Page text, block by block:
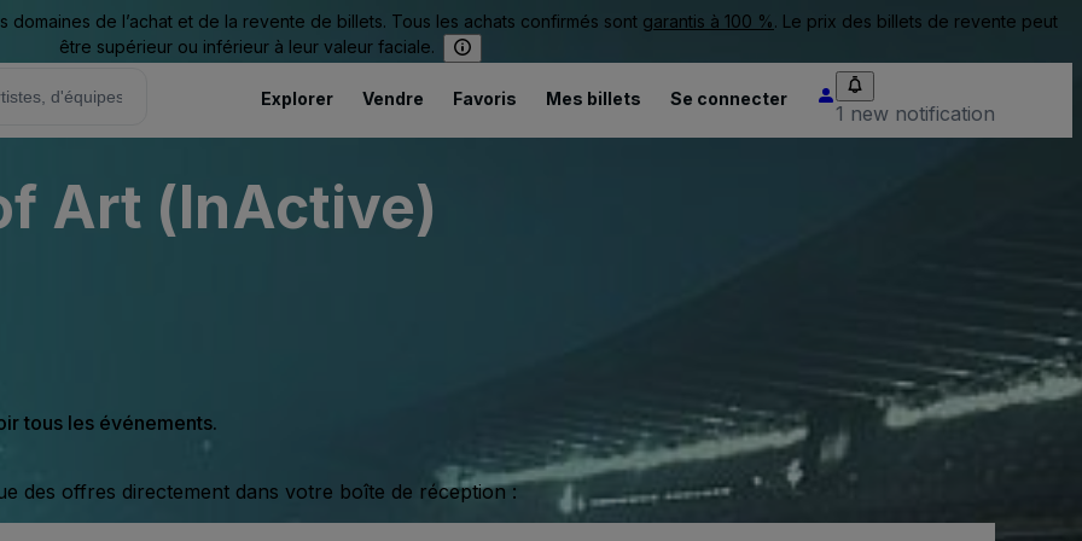
de l’achat et de la revente de billets. Tous les achats confirmés sont garantis à 100 %. Le prix des billets de revente peut
être supérieur ou inférieur à leur valeur faciale.
Explorer Vendre Favoris Mes billets Se connecter
1 new notification
Art (InActive)
tous les événements.
des offres directement dans votre boîte de réception :